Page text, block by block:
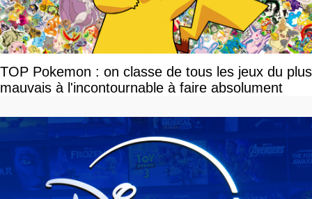
TOP Pokemon : on classe de tous les jeux du plus
mauvais à l'incontournable à faire absolument